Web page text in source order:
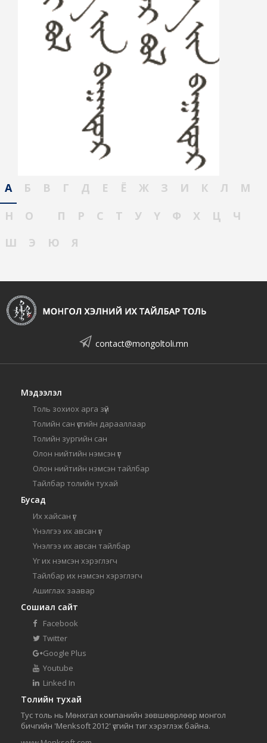
А Б В Г Д Е Ё Ж З И К Л
М
Н
О П Р С Т У Ү Ф Х Ц
Ч
Ш
Э Ю Я
contact@mongoltoli.mn
Мэдээлэл
Толь зохиох арга зүй
Толийн сан үсгийн дарааллаар
Толийн зургийн сан
Олон нийтийн нэмсэн үг
Олон нийтийн нэмсэн тайлбар
Тайлбар толийн тухай
Бусад
Их хайсан үг
Үнэлгээ их авсан үг
Үнэлгээ их авсан тайлбар
Үг их нэмсэн хэрэглэгч
Тайлбар их нэмсэн хэрэглэгч
Ашиглах заавар
Сошиал сайт
Facebook
Twitter
Google Plus
Youtube
Linked In
Толийн тухай
Тус толь нь Мөнхгал компанийн зөвшөөрлөөр монгол
бичгийн 'Menksoft 2012' үсгийн тиг хэрэглэж байна.